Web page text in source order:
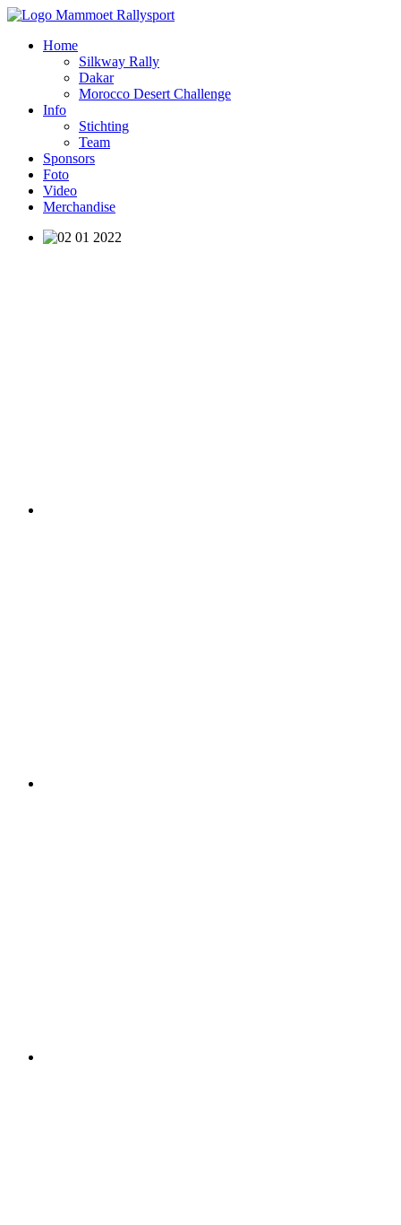
Home
Silkway Rally
Dakar
Morocco Desert Challenge
Info
Stichting
Team
Sponsors
Foto
Video
Merchandise